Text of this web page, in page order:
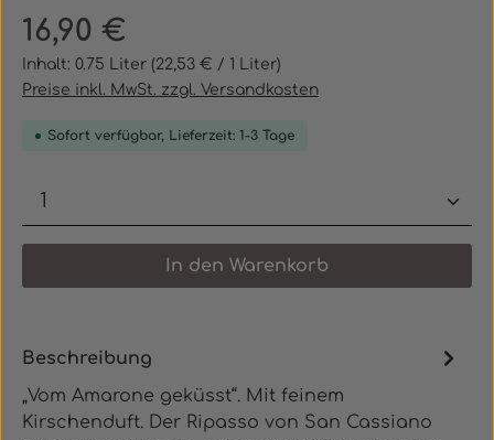
Regulärer Preis:
16,90 €
Inhalt: 0.75 Liter (22,53 € / 1 Liter)
Preise inkl. MwSt. zzgl. Versandkosten
Sofort verfügbar, Lieferzeit: 1-3 Tage
Produkt Anzahl: Gib den
In den Warenkorb
Beschreibung
„Vom Amarone geküsst“. Mit feinem
Kirschenduft. Der Ripasso von San Cassiano